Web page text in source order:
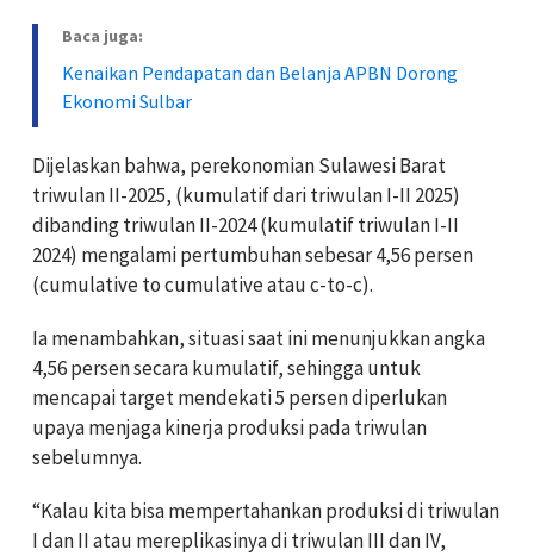
Baca juga:
Kenaikan Pendapatan dan Belanja APBN Dorong
Ekonomi Sulbar
Dijelaskan bahwa, perekonomian Sulawesi Barat
triwulan II-2025, (kumulatif dari triwulan I-II 2025)
dibanding triwulan II-2024 (kumulatif triwulan I-II
2024) mengalami pertumbuhan sebesar 4,56 persen
(cumulative to cumulative atau c-to-c).
Ia menambahkan, situasi saat ini menunjukkan angka
4,56 persen secara kumulatif, sehingga untuk
mencapai target mendekati 5 persen diperlukan
upaya menjaga kinerja produksi pada triwulan
sebelumnya.
“Kalau kita bisa mempertahankan produksi di triwulan
I dan II atau mereplikasinya di triwulan III dan IV,